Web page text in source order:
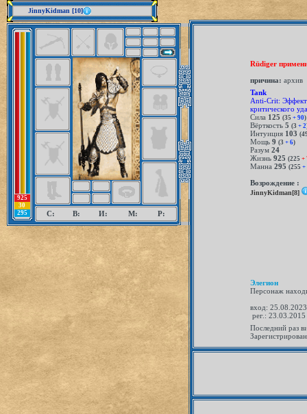
JinnyKidman [10]
925
30
295
С: В: И: М: Р:
Rüdiger
причина: архив
Tank
Anti-Crit:
критического
Сила 125 (35 + 90)
Вёрткость 5 (3 + 2
Интуиция 103
Мощь 9 (3 + 6)
Разум 24
Жизнь 925 (225 +
Манна 295 (255 +
Возрождение :
JinnyKidman[8]
Элегион
Персонаж
вход:
рег.: 23.03.2015
Последний раз